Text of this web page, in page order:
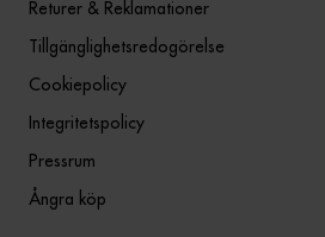
Returer & Reklamationer
Tillgänglighetsredogörelse
Cookiepolicy
Integritetspolicy
Pressrum
Ångra köp